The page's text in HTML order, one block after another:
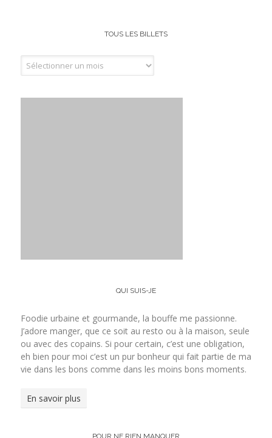
TOUS LES BILLETS
Tous les billets
QUI SUIS-JE
Foodie urbaine et gourmande, la bouffe me passionne.
J’adore manger, que ce soit au resto ou à la maison, seule
ou avec des copains. Si pour certain, c’est une obligation,
eh bien pour moi c’est un pur bonheur qui fait partie de ma
vie dans les bons comme dans les moins bons moments.
En savoir plus
POUR NE RIEN MANQUER